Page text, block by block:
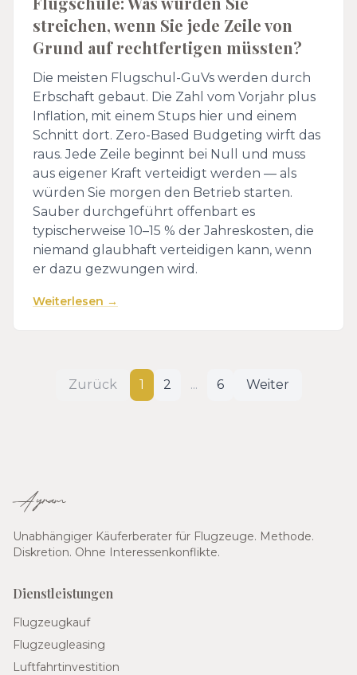
streichen, wenn Sie jede Zeile von
Grund auf rechtfertigen müssten?
Die meisten Flugschul-GuVs werden durch
Erbschaft gebaut. Die Zahl vom Vorjahr plus
Inflation, mit einem Stups hier und einem
Schnitt dort. Zero-Based Budgeting wirft das
raus. Jede Zeile beginnt bei Null und muss
aus eigener Kraft verteidigt werden — als
würden Sie morgen den Betrieb starten.
Sauber durchgeführt offenbart es
typischerweise 10–15 % der Jahreskosten, die
niemand glaubhaft verteidigen kann, wenn
er dazu gezwungen wird.
Weiterlesen →
Zurück 1 2 ... 6 Weiter
Ayram
Unabhängiger Käuferberater für Flugzeuge. Methode.
Diskretion. Ohne Interessenkonflikte.
Dienstleistungen
Flugzeugkauf
Flugzeugleasing
Luftfahrtinvestition